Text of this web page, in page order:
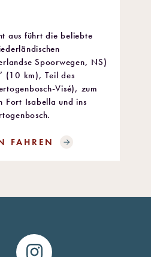
aus führt die beliebte
Spoorwegen, NS)
(10 km), Teil des
Visé), zum
Fort Isabella und ins
FAHREN